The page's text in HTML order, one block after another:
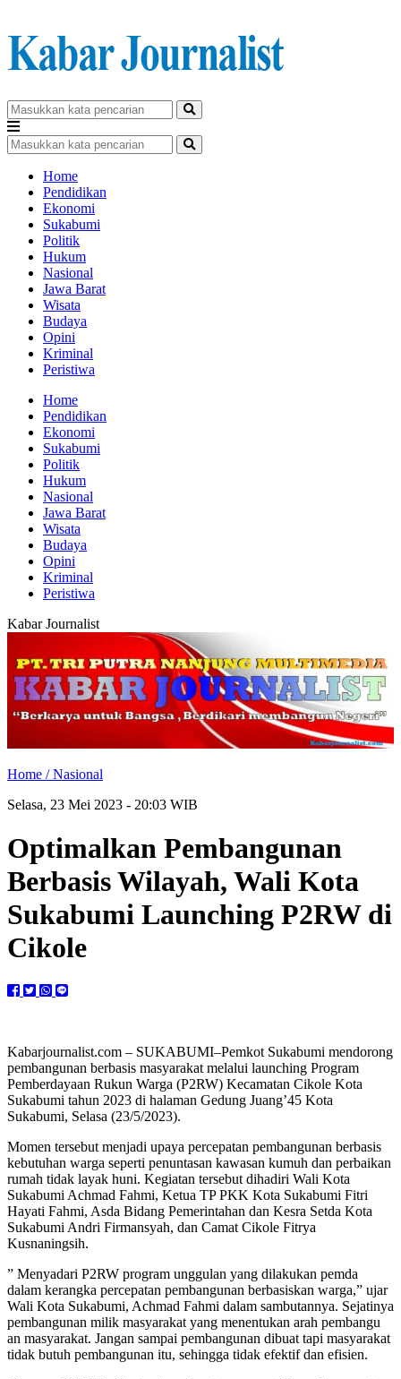
Home
Pendidikan
Ekonomi
Sukabumi
Politik
Hukum
Nasional
Jawa Barat
Wisata
Budaya
Opini
Kriminal
Peristiwa
Home
Pendidikan
Ekonomi
Sukabumi
Politik
Hukum
Nasional
Jawa Barat
Wisata
Budaya
Opini
Kriminal
Peristiwa
Kabar Journalist
Home /Nasional
Selasa, 23 Mei 2023 - 20:03 WIB
Optimalkan Pembangunan
Berbasis Wilayah, Wali Kota
Sukabumi Launching P2RW di
Cikole
Kabarjournalist.com – SUKABUMI–Pemkot Sukabumi mendorong
pembangunan berbasis masyarakat melalui launching Program
Pemberdayaan Rukun Warga (P2RW) Kecamatan Cikole Kota
Sukabumi tahun 2023 di halaman Gedung Juang’45 Kota
Sukabumi, Selasa (23/5/2023).
Momen tersebut menjadi upaya percepatan pembangunan berbasis
kebutuhan warga seperti penuntasan kawasan kumuh dan perbaikan
rumah tidak layak huni. Kegiatan tersebut dihadiri Wali Kota
Sukabumi Achmad Fahmi, Ketua TP PKK Kota Sukabumi Fitri
Hayati Fahmi, Asda Bidang Pemerintahan dan Kesra Setda Kota
Sukabumi Andri Firmansyah, dan Camat Cikole Fitrya
Kusnaningsih.
” Menyadari P2RW program unggulan yang dilakukan pemda
dalam kerangka percepatan pembangunan berbasiskan warga,” ujar
Wali Kota Sukabumi, Achmad Fahmi dalam sambutannya. Sejatinya
pembangunan milik masyarakat yang menentukan arah pembangu
an masyarakat. Jangan sampai pembangunan dibuat tapi masyarakat
tidak butuh pembangunan itu, sehingga tidak efektif dan efisien.